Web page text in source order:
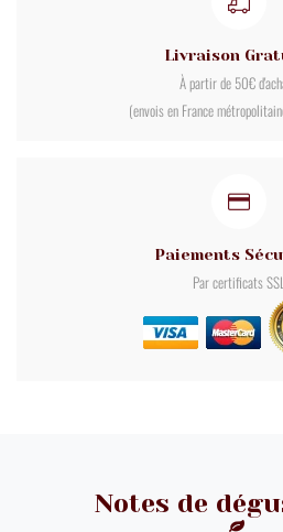
Livraison
À partir de 50€
(envois en France
Paiements
Par certificats SSL
Notes de